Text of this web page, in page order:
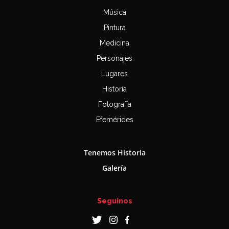
Música
Pintura
Medicina
Personajes
Lugares
Historia
Fotografía
Efemérides
Tenemos Historia
Galería
Seguinos